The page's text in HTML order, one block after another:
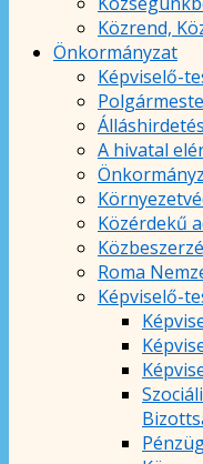
Közrend,
Önkormányzat
Képviselő-
A hivatal
Közérdekű
Roma
Képviselő-